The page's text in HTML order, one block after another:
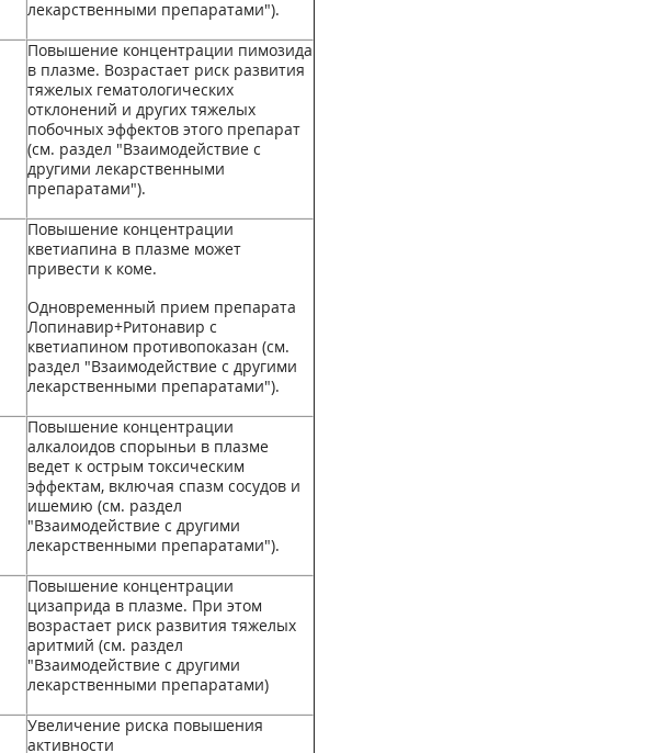
лекарственными препаратами").
Повышение концентрации пимозида
в плазме. Возрастает риск развития
тяжелых гематологических
отклонений и других тяжелых
побочных эффектов этого препарат
(см. раздел "Взаимодействие с
другими лекарственными
препаратами").
Повышение концентрации
кветиапина в плазме может
привести к коме.
Одновременный прием препарата
Лопинавир+Ритонавир с
кветиапином противопоказан (см.
раздел "Взаимодействие с другими
лекарственными препаратами").
Повышение концентрации
алкалоидов спорыньи в плазме
ведет к острым токсическим
эффектам, включая спазм сосудов и
ишемию (см. раздел
"Взаимодействие с другими
лекарственными препаратами").
Повышение концентрации
цизаприда в плазме. При этом
возрастает риск развития тяжелых
аритмий (см. раздел
"Взаимодействие с другими
лекарственными препаратами)
Увеличение риска повышения
активности